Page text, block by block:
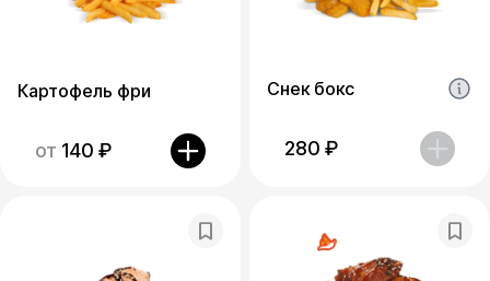
Картофель фри
от 140 ₽
Снек бокс
280 ₽